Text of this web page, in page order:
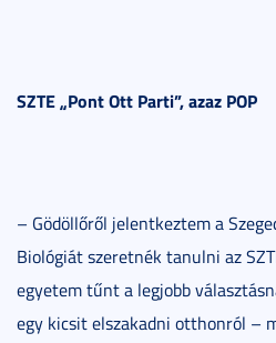
SZTE „Pont Ott Parti”, azaz POP
– Gödöllőről jelentkeztem a
Biológiát szeretnék tanulni az
egyetem tűnt a legjobb
egy kicsit elszakadni otthonról –